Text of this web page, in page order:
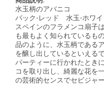
水玉柄のアバニコ
バック-レッド 水玉-ホワイ
スペインのフラメンコ扇子
も最もよく知られているも
品のように、水玉柄である
を醸し出しているといえるで
パーティーに行かれたとき
コを取り出し、綺麗な花を
の芸術的センスでセビジャ